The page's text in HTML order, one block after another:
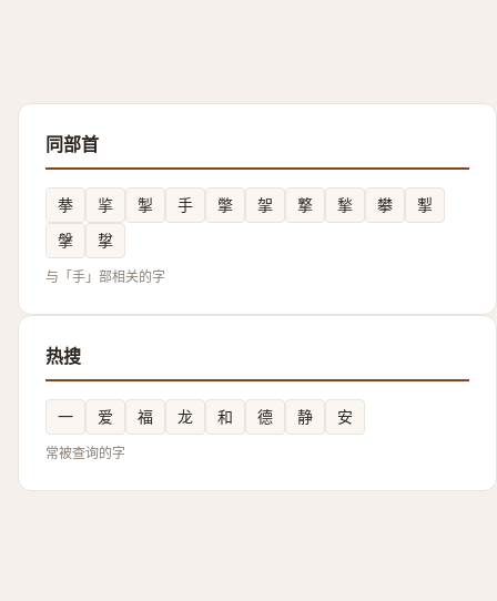
同部首
拲 㧛 掣 手 撆 㧝 撉 揫 攀
揧
搫
㧳
与「手」部相关的字
热搜
一 爱 福 龙 和 德 静 安
常被查询的字